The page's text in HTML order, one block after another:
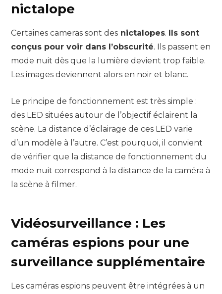
nictalope
Certaines cameras sont des nictalopes. Ils sont
conçus pour voir dans l’obscurité. Ils passent en
mode nuit dès que la lumière devient trop faible.
Les images deviennent alors en noir et blanc.
Le principe de fonctionnement est très simple :
des LED situées autour de l’objectif éclairent la
scène. La distance d’éclairage de ces LED varie
d’un modèle à l’autre. C’est pourquoi, il convient
de vérifier que la distance de fonctionnement du
mode nuit correspond à la distance de la caméra à
la scène à filmer.
Vidéosurveillance : Les
caméras espions pour une
surveillance supplémentaire
Les caméras espions peuvent être intégrées à un